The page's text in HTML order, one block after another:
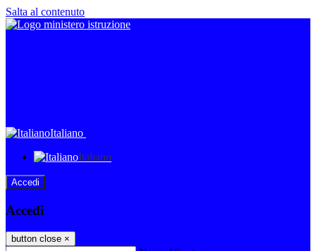
Salta al contenuto
Italiano
Italiano
Accedi
Accedi
button close ×